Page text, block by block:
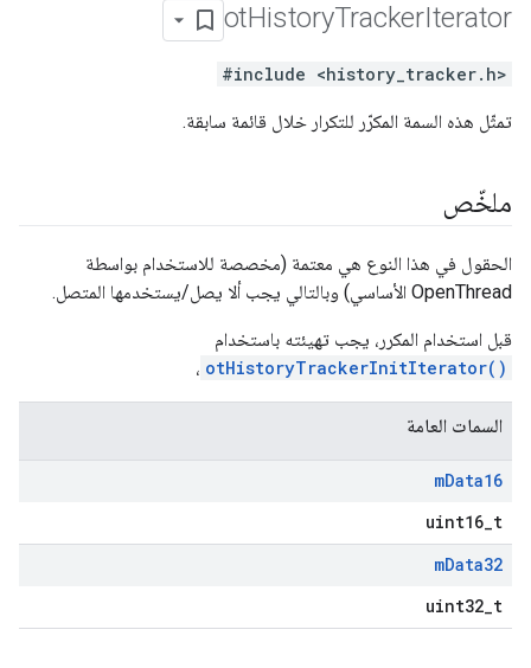
otHistoryTrackerIterator
#include <history_tracker.h>
تمثّل هذه السمة المكرّر للتكرار خلال قائمة سابقة.
ملخّص
الحقول في هذا النوع هي معتمة (مخصصة للاستخدام بواسطة
OpenThread الأساسي) وبالتالي يجب ألا يصل/يستخدمها المتصل.
قبل استخدام المكرر، يجب تهيئته باستخدام
otHistoryTrackerInitIterator() ،
السمات العامة
mData16
uint16_t
mData32
uint32_t